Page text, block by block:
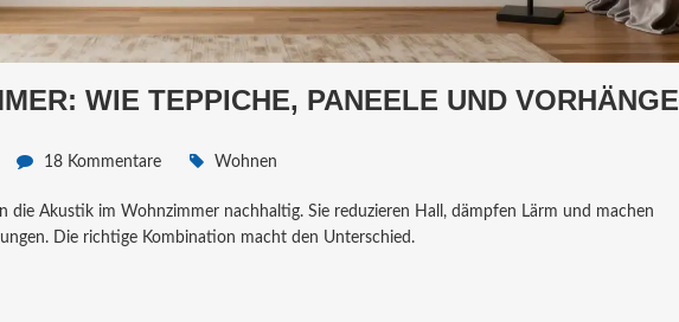
WIE TEPPICHE, PANEELE UND VORHÄNGE
18 Kommentare Wohnen
die Akustik im Wohnzimmer nachhaltig. Sie reduzieren Hall, dämpfen Lärm und machen
Die richtige Kombination macht den Unterschied.